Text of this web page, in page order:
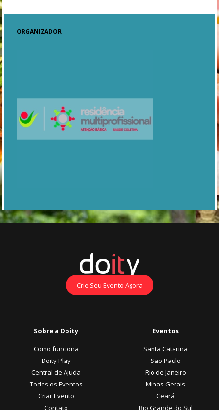
ORGANIZADOR
Crie Seu Evento Agora
Sobre a Doity
Como funciona
Doity Play
Central de Ajuda
Todos os Eventos
Criar Evento
Contato
Eventos
Santa Catarina
São Paulo
Rio de Janeiro
Minas Gerais
Ceará
Rio Grande do Sul